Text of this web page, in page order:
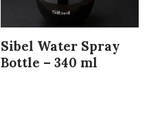
Sibel Water Spray
Bottle – 340 ml